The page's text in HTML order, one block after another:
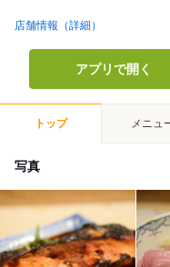
店舗情報（詳細）
アプリで開く
トップ メニュ
写真